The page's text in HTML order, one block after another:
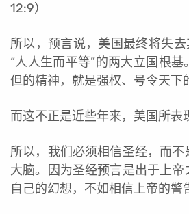
12:9）
所以，预言说，美国最终将失去
“人人生而平等”的两大立国根
但的精神，就是强权、号令天下
而这不正是近些年来，美国所表
所以，我们必须相信圣经，而
大脑。因为圣经预言是出于上
自己的幻想，不如相信上帝的警